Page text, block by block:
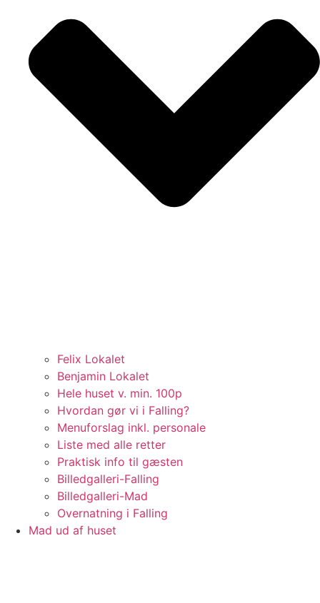
Felix Lokalet
Benjamin Lokalet
Hele huset v. min. 100p
Hvordan gør vi i Falling?
Menuforslag inkl. personale
Liste med alle retter
Praktisk info til gæsten
Billedgalleri-Falling
Billedgalleri-Mad
Overnatning i Falling
Mad ud af huset